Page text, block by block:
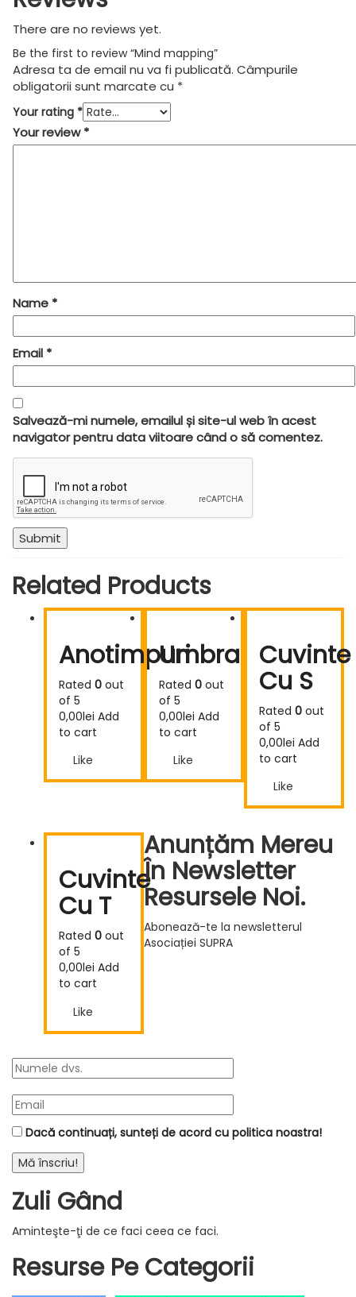
There are no reviews yet.
Be the first to review “Mind mapping”
Adresa ta de email nu va fi publicată. Câmpurile
obligatorii sunt marcate cu *
Your rating *
Your review*
Name *
Email *
Salvează-mi numele, emailul și site-ul web în acest
navigator pentru data viitoare când o să comentez.
Related Products
Anotimpuri
Rated 0 out
of 5
0,00lei Add
to cart
Like
Umbra
Rated 0 out
of 5
0,00lei Add
to cart
Like
Cuvinte
Cu S
Rated 0 out
of 5
0,00lei Add
to cart
Like
Cuvinte
Cu T
Rated 0 out
of 5
0,00lei Add
to cart
Like
Anunțăm Mereu
În Newsletter
Resursele Noi.
Abonează-te la newsletterul
Asociației SUPRA
Dacă continuați, sunteți de acord cu politica noastra!
Zuli Gând
Aminteşte-ţi de ce faci ceea ce faci.
Resurse Pe Categorii